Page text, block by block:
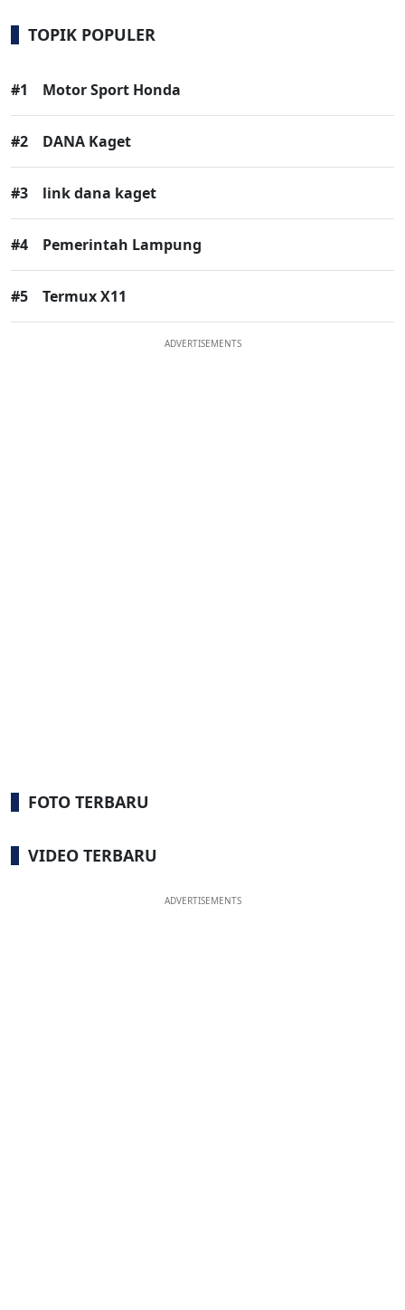
TOPIK POPULER
#1 Motor Sport Honda
#2 DANA Kaget
#3 link dana kaget
#4 Pemerintah Lampung
#5 Termux X11
ADVERTISEMENTS
FOTO TERBARU
VIDEO TERBARU
ADVERTISEMENTS